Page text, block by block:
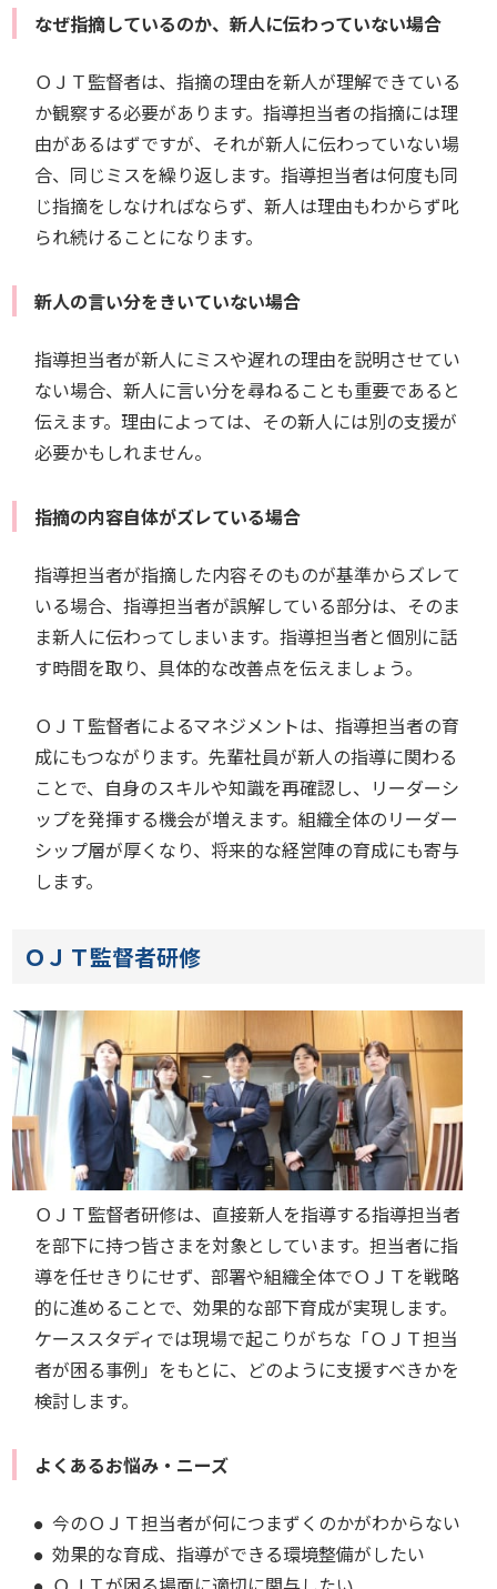
なぜ指摘しているのか、新人に伝わっていない場合
ＯＪＴ監督者は、指摘の理由を新人が理解できている
か観察する必要があります。指導担当者の指摘には理
由があるはずですが、それが新人に伝わっていない場
合、同じミスを繰り返します。指導担当者は何度も同
じ指摘をしなければならず、新人は理由もわからず叱
られ続けることになります。
新人の言い分をきいていない場合
指導担当者が新人にミスや遅れの理由を説明させてい
ない場合、新人に言い分を尋ねることも重要であると
伝えます。理由によっては、その新人には別の支援が
必要かもしれません。
指摘の内容自体がズレている場合
指導担当者が指摘した内容そのものが基準からズレて
いる場合、指導担当者が誤解している部分は、そのま
ま新人に伝わってしまいます。指導担当者と個別に話
す時間を取り、具体的な改善点を伝えましょう。
ＯＪＴ監督者によるマネジメントは、指導担当者の育
成にもつながります。先輩社員が新人の指導に関わる
ことで、自身のスキルや知識を再確認し、リーダーシ
ップを発揮する機会が増えます。組織全体のリーダー
シップ層が厚くなり、将来的な経営陣の育成にも寄与
します。
ＯＪＴ監督者研修
ＯＪＴ監督者研修は、直接新人を指導する指導担当者
を部下に持つ皆さまを対象としています。担当者に指
導を任せきりにせず、部署や組織全体でＯＪＴを戦略
的に進めることで、効果的な部下育成が実現します。
ケーススタディでは現場で起こりがちな「ＯＪＴ担当
者が困る事例」をもとに、どのように支援すべきかを
検討します。
よくあるお悩み・ニーズ
今のＯＪＴ担当者が何につまずくのかがわからない
効果的な育成、指導ができる環境整備がしたい